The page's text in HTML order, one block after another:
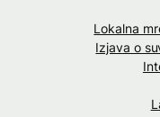
Lokalna
Izjava o